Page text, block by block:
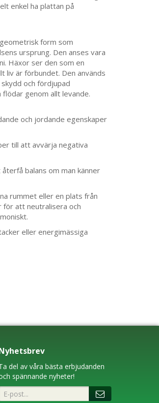
enkel ha plattan på
form som
ursprung. Den anses vara
Häxor ser den som en
liv är förbundet. Den används
och fördjupad
genom allt levande.
och jordande egenskaper
till att avvärja negativa
balans om man känner
rummet eller en plats från
för att neutralisera och
eller energimässiga
del av våra bästa erbjudanden
spännande nyheter!